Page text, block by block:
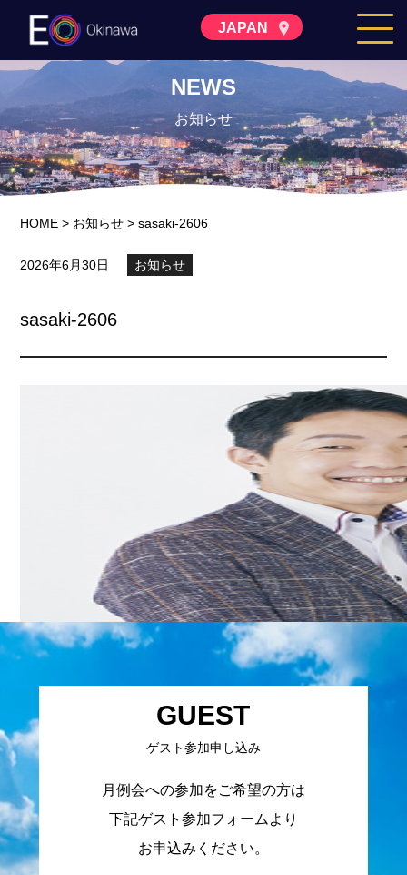
JAPAN
NEWS
お知らせ
HOME > お知らせ >sasaki-2606
2026年6月30日 お知らせ
sasaki-2606
GUEST
ゲスト参加申し込み
月例会への参加をご希望の方は
下記ゲスト参加フォームより
お申込みください。